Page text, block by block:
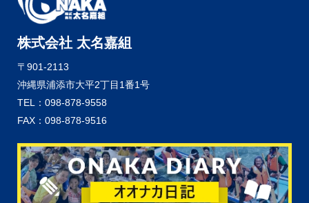
株式会社 太名嘉組
〒901-2113
沖縄県浦添市大平2丁目1番1号
TEL：098-878-9558
FAX：098-878-9516